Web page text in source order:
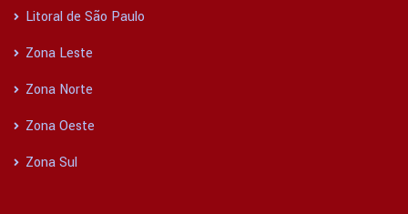
Litoral de São Paulo
Zona Leste
Zona Norte
Zona Oeste
Zona Sul